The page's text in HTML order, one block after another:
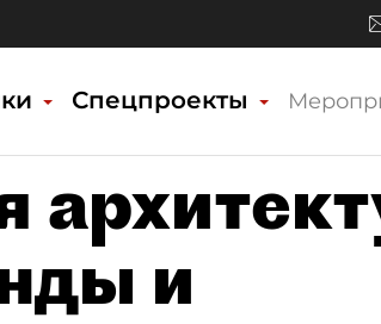
Спецпроекты
и